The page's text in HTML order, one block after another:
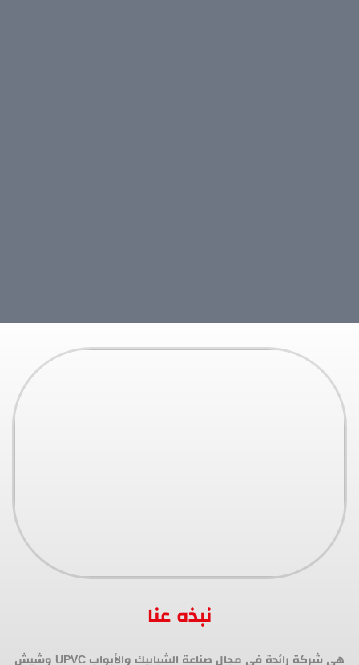
نبذه عنا
هي شركة رائدة في مجال صناعة الشبابيك والأبواب UPVC وشيش